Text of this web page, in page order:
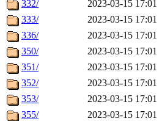
332/
2023-03-15 17:01
333/
2023-03-15 17:01
336/
2023-03-15 17:01
350/
2023-03-15 17:01
351/
2023-03-15 17:01
352/
2023-03-15 17:01
353/
2023-03-15 17:01
355/
2023-03-15 17:01